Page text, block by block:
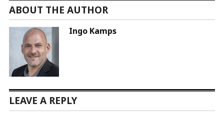
ABOUT THE AUTHOR
Ingo Kamps
LEAVE A REPLY